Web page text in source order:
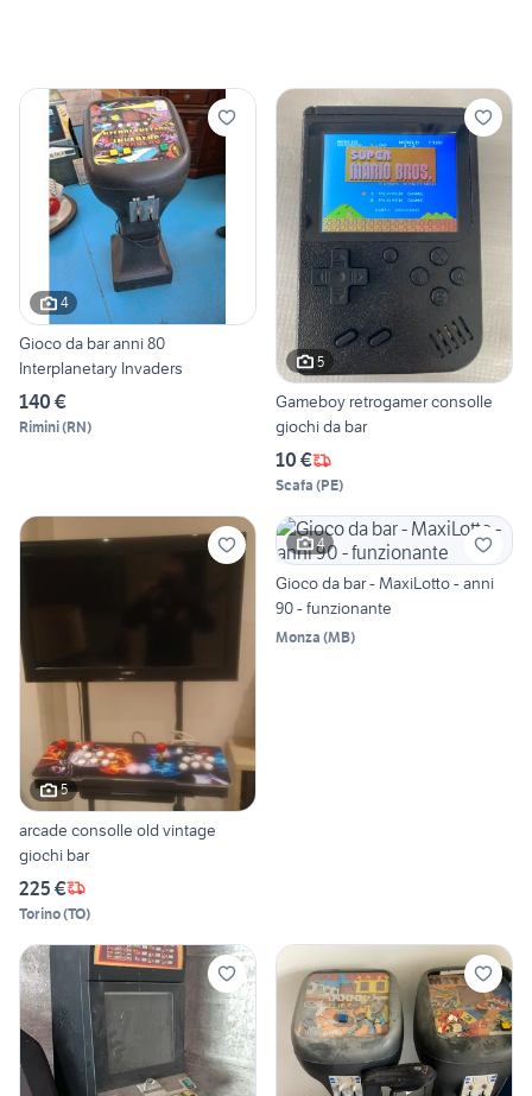
4
Gioco da bar anni 80
Interplanetary Invaders
140 €
Rimini(RN)
5
Gameboy retrogamer consolle
giochi da bar
10 €
Scafa (PE)
5
arcade consolle old vintage
giochi bar
225 €
Torino(TO)
4
Gioco da bar - MaxiLotto - anni
90 - funzionante
Monza (MB)